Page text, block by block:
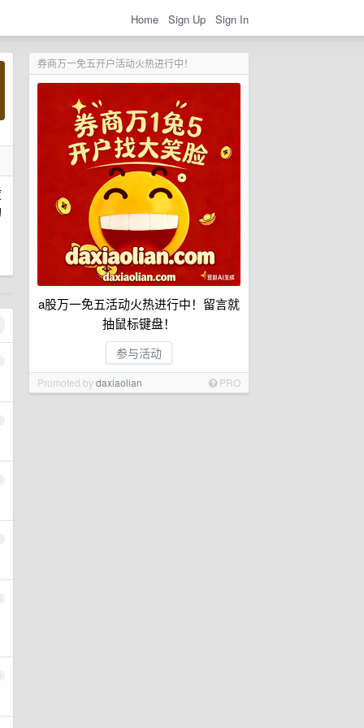
Home Sign Up Sign In
券商万一免五开户活动火热进行中！
a股万一免五活动火热进行中！留言就
抽鼠标键盘！
参与活动
Promoted bydaxiaolian PRO